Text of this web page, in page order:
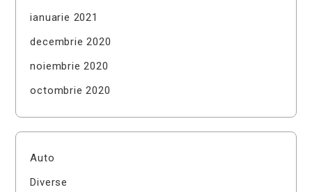
ianuarie 2021
decembrie 2020
noiembrie 2020
octombrie 2020
Auto
Diverse